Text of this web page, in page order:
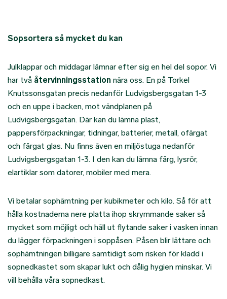
Sopsortera så mycket du kan
Julklappar och middagar lämnar efter sig en hel del sopor. Vi
har två återvinningsstation nära oss. En på Torkel
Knutssonsgatan precis nedanför Ludvigsbergsgatan 1-3
och en uppe i backen, mot vändplanen på
Ludvigsbergsgatan. Där kan du lämna plast,
pappersförpackningar, tidningar, batterier, metall, ofärgat
och färgat glas. Nu finns även en miljöstuga nedanför
Ludvigsbergsgatan 1-3. I den kan du lämna färg, lysrör,
elartiklar som datorer, mobiler med mera.
Vi betalar sophämtning per kubikmeter och kilo. Så för att
hålla kostnaderna nere platta ihop skrymmande saker så
mycket som möjligt och häll ut flytande saker i vasken innan
du lägger förpackningen i soppåsen. Påsen blir lättare och
sophämtningen billigare samtidigt som risken för kladd i
sopnedkastet som skapar lukt och dålig hygien minskar. Vi
vill behålla våra sopnedkast.